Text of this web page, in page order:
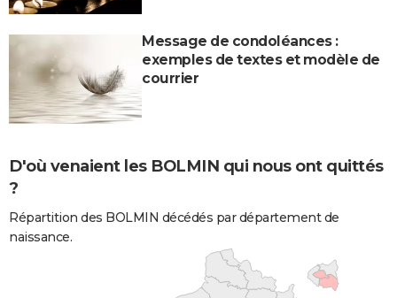
Message de condoléances :
exemples de textes et modèle de
courrier
D'où venaient les BOLMIN qui nous ont quittés
?
Répartition des BOLMIN décédés par département de
naissance.